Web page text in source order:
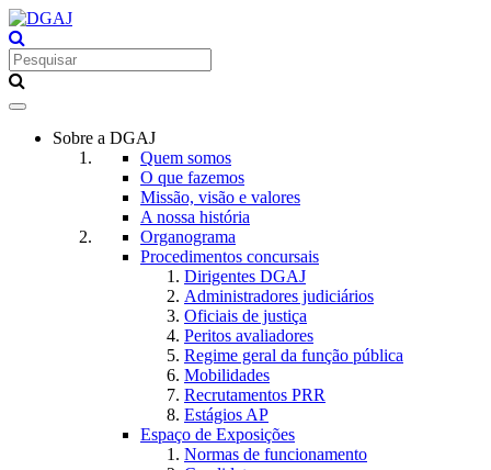
Toggle
navigationSobre a DGAJ
Quem somos
O que fazemos
Missão, visão e valores
A nossa história
Organograma
Procedimentos concursais
Dirigentes DGAJ
Administradores judiciários
Oficiais de justiça
Peritos avaliadores
Regime geral da função pública
Mobilidades
Recrutamentos PRR
Estágios AP
Espaço de Exposições
Normas de funcionamento